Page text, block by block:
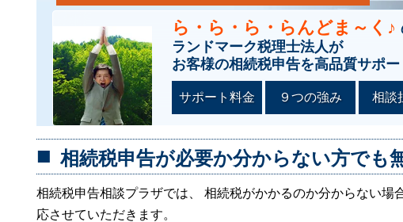
ら・ら・ら・らんどま～く♪
ランドマーク税理士法人が
お客様の相続税申告を高品質サポー
サポート料金 ９つの強み 相談
相続税申告が必要か分からない方でも
相続税申告相談プラザでは、 相続税がかかるのか分からない場
応させていただきます。